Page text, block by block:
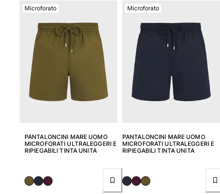
PANTALONCINI MARE UOMO
MICROFORATI ULTRALEGGERI E
RIPIEGABILI TINTA UNITA
Microforato
PANTALONCINI MARE UOMO
MICROFORATI ULTRALEGGERI E
RIPIEGABILI TINTA UNITA
Microforato